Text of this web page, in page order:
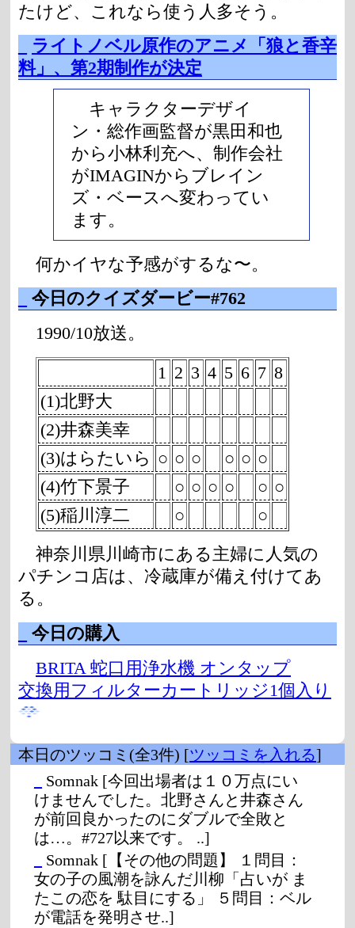
たけど、これなら使う人多そう。
ライトノベル原作のアニメ「狼と香辛
料」、第2期制作が決定
キャラクターデザイ
ン・総作画監督が黒田和也
から小林利充へ、制作会社
がIMAGINからブレイン
ズ・ベースへ変わってい
ます。
何かイヤな予感がするな〜。
今日のクイズダービー#762
1990/10放送。
1 2 3 4 5 6 7 8
(1)北野大
(2)井森美幸
(3)はらたいら ○ ○ ○ ○ ○ ○
(4)竹下景子
○ ○ ○ ○ ○ ○
(5)稲川淳二
○
○
神奈川県川崎市にある主婦に人気の
パチンコ店は、冷蔵庫が備え付けてあ
る。
今日の購入
BRITA 蛇口用浄水機 オンタップ
交換用フィルターカートリッジ1個入り
本日のツッコミ(全3件) [ツッコミを入れる]
Somnak [今回出場者は１０万点にい
けませんでした。北野さんと井森さん
が前回良かったのにダブルで全敗と
は…。#727以来です。 ..]
Somnak [【その他の問題】 １問目：
女の子の風潮を詠んだ川柳「占いが ま
たこの恋を 駄目にする」 ５問目：ベル
が電話を発明させ..]